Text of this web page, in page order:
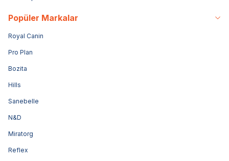
Popüler Markalar
Royal Canin
Pro Plan
Bozita
Hills
Sanebelle
N&D
Miratorg
Reflex